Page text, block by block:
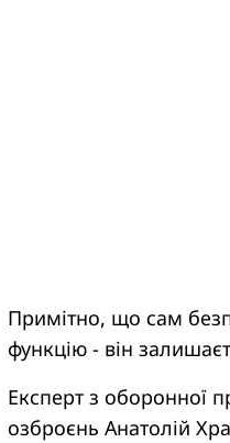
Примітно, що сам
функцію - він
Експерт з оборонної
озброєнь Анатолій